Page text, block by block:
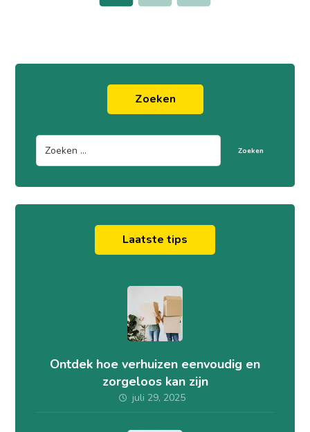
Zoeken
Zoeken
Laatste tips
Ontdek hoe verhuizen eenvoudig en
zorgeloos kan zijn
juli 29, 2025